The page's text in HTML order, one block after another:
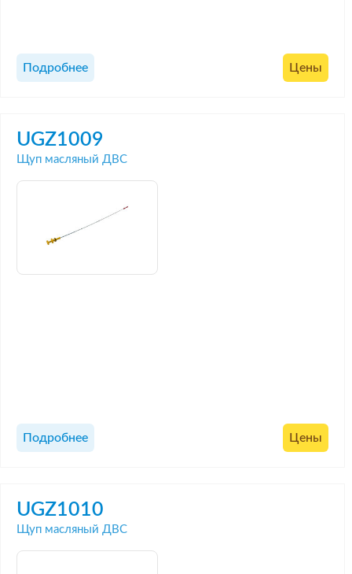
Подробнее Цены
UGZ1009
Щуп масляный ДВС
Подробнее Цены
UGZ1010
Щуп масляный ДВС